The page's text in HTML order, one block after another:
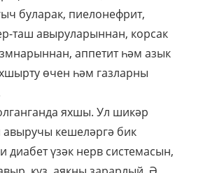
күз, аякны зарарлый. Ә
патологик процессларны
кисәтә.
салфетканы укроп
20 көн дәвамында көн
күзләргә ябыгыз. Төнәтмә
кашыгы орлыкка 1 стакан
коеп, 30 минут төнәтеп